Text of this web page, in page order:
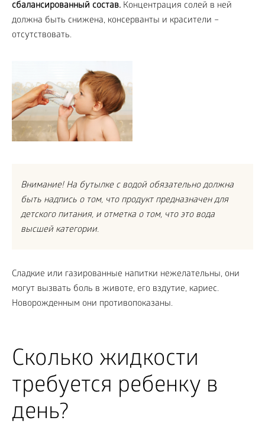
сбалансированный состав. Концентрация солей в ней
должна быть снижена, консерванты и красители –
отсутствовать.
Внимание! На бутылке с водой обязательно должна
быть надпись о том, что продукт предназначен для
детского питания, и отметка о том, что это вода
высшей категории.
Сладкие или газированные напитки нежелательны, они
могут вызвать боль в животе, его вздутие, кариес.
Новорожденным они противопоказаны.
Сколько жидкости
требуется ребенку в
день?